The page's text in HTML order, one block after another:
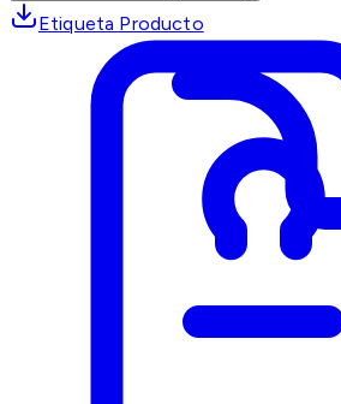
Etiqueta Producto